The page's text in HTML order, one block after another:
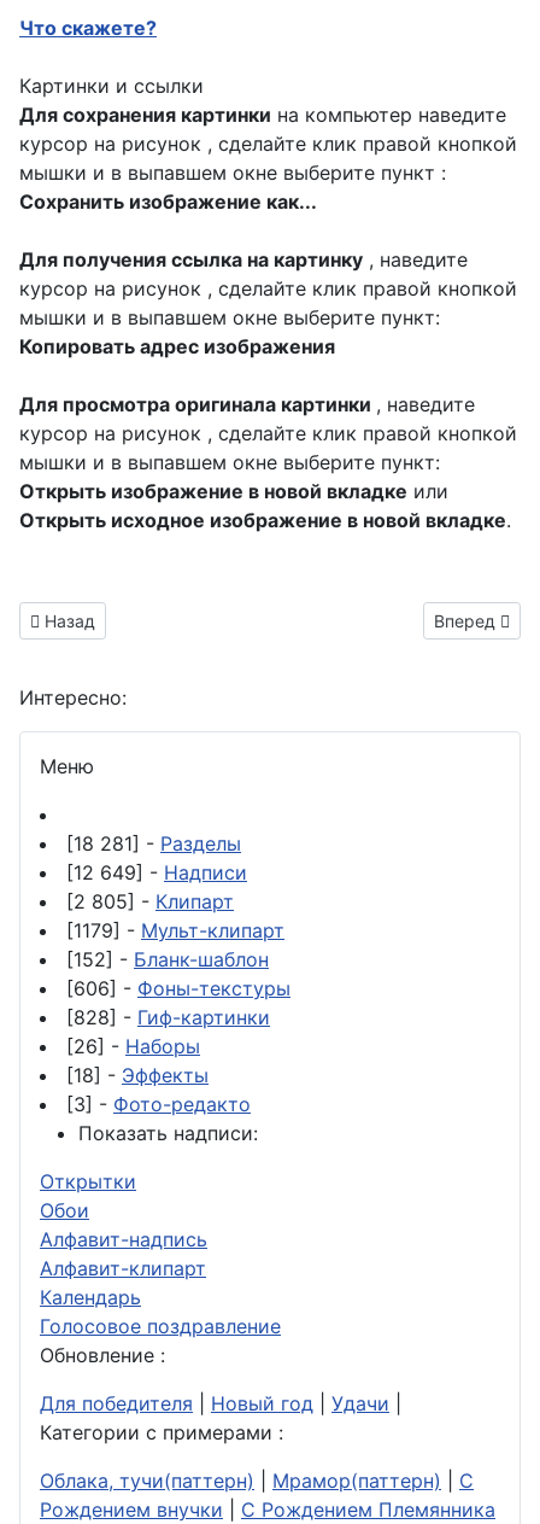
Что скажете?
Картинки и ссылки
Для сохранения картинки на компьютер наведите
курсор на рисунок , сделайте клик правой кнопкой
мышки и в выпавшем окне выберите пункт :
Сохранить изображение как...
Для получения ссылка на картинку , наведите
курсор на рисунок , сделайте клик правой кнопкой
мышки и в выпавшем окне выберите пункт:
Копировать адрес изображения
Для просмотра оригинала картинки , наведите
курсор на рисунок , сделайте клик правой кнопкой
мышки и в выпавшем окне выберите пункт:
Открыть изображение в новой вкладке или
Открыть исходное изображение в новой вкладке.
Предыдущий материал: надписи без фона на день отказа от
Назад Следующий
Вперед
Интересно:
Меню
[18 281] - Разделы
[12 649] - Надписи
[2 805] - Клипарт
[1179] - Мульт-клипарт
[152] - Бланк-шаблон
[606] - Фоны-текстуры
[828] - Гиф-картинки
[26] - Наборы
[18] - Эффекты
[3] - Фото-редакто
Показать надписи:
Открытки
Обои
Алфавит-надпись
Алфавит-клипарт
Календарь
Голосовое поздравление
Обновление :
Для победителя
Новый год Удачи
Категории с примерами :
Облака, тучи(паттерн)
Мрамор(паттерн)
С
Рождением внучки
С Рождением Племянника